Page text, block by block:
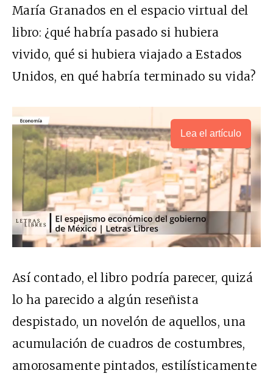
María Granados en el espacio virtual del
libro: ¿qué habría pasado si hubiera
vivido, qué si hubiera viajado a Estados
Unidos, en qué habría terminado su vida?
Lea el artículo
Así contado, el libro podría parecer, quizá
lo ha parecido a algún reseñista
despistado, un novelón de aquellos, una
acumulación de cuadros de costumbres,
amorosamente pintados, estilísticamente